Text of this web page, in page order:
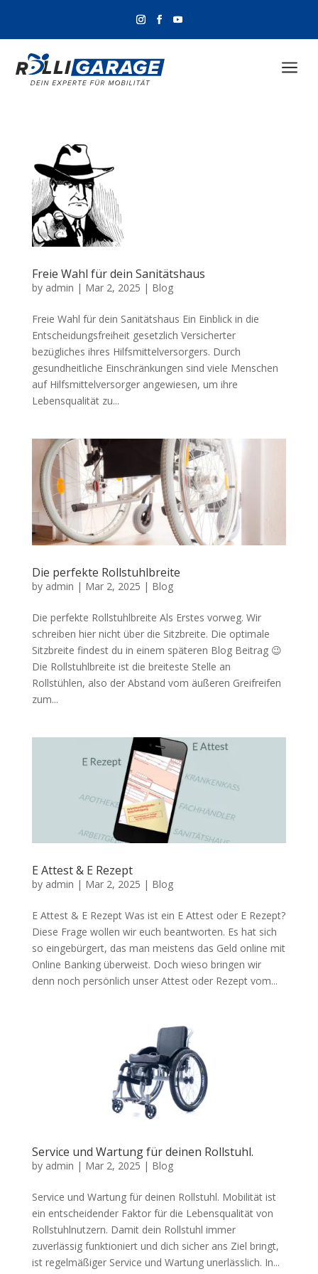
a
Freie Wahl für dein Sanitätshaus
by admin | Mar 2, 2025 | Blog
Freie Wahl für dein Sanitätshaus Ein Einblick in die
Entscheidungsfreiheit gesetzlich Versicherter
bezügliches ihres Hilfsmittelversorgers. Durch
gesundheitliche Einschränkungen sind viele Menschen
auf Hilfsmittelversorger angewiesen, um ihre
Lebensqualität zu...
Die perfekte Rollstuhlbreite
by admin | Mar 2, 2025 | Blog
Die perfekte Rollstuhlbreite Als Erstes vorweg. Wir
schreiben hier nicht über die Sitzbreite. Die optimale
Sitzbreite findest du in einem späteren Blog Beitrag 😉
Die Rollstuhlbreite ist die breiteste Stelle an
Rollstühlen, also der Abstand vom äußeren Greifreifen
zum...
E Attest & E Rezept
by admin | Mar 2, 2025 | Blog
E Attest & E Rezept Was ist ein E Attest oder E Rezept?
Diese Frage wollen wir euch beantworten. Es hat sich
so eingebürgert, das man meistens das Geld online mit
Online Banking überweist. Doch wieso bringen wir
denn noch persönlich unser Attest oder Rezept vom...
Service und Wartung für deinen Rollstuhl.
by admin | Mar 2, 2025 | Blog
Service und Wartung für deinen Rollstuhl. Mobilität ist
ein entscheidender Faktor für die Lebensqualität von
Rollstuhlnutzern. Damit dein Rollstuhl immer
zuverlässig funktioniert und dich sicher ans Ziel bringt,
ist regelmäßiger Service und Wartung unerlässlich. In...